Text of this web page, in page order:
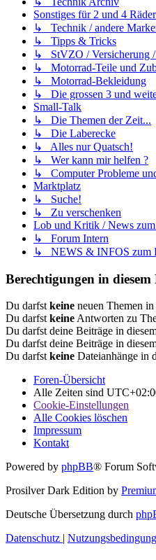
Sonstiges für 2 und 4 Räder
↳ Technik / andere
↳ Tipps & Tricks
↳ StVZO / Versicherung /
↳ Motorrad-Teile und
↳ Motorrad-Bekleidung
↳ Die grossen 3 und
Small-Talk
↳ Die Themen der Zeit...
↳ Die Laberecke
↳ Alles nur Quatsch!
↳ Wer kann mir helfen ?
↳ Computer Probleme
Marktplatz
↳ Suche!
↳ Zu verschenken
Lob und Kritik / News
↳ Forum Intern
↳ NEWS & INFOS zum
Berechtigungen in
Du darfst keine neuen Themen
Du darfst keine Antworten zu
Du darfst deine Beiträge in
Du darfst deine Beiträge in
Du darfst keine Dateianhänge in
Foren-Übersicht
Alle Zeiten sind
Cookie-Einstellungen
Alle Cookies löschen
Impressum
Kontakt
Powered by phpBB® Forum
Prosilver Dark Edition by
Deutsche Übersetzung durch
Datenschutz |